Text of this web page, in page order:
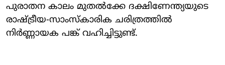
പുരാതന കാലം മുതൽക്കേ ദക്ഷിണേന്ത്യയുടെ
രാഷ്ട്രീയ-സാംസ്കാരിക ചരിത്രത്തിൽ
നിർണ്ണായക പങ്ക് വഹിച്ചിട്ടുണ്ട്.